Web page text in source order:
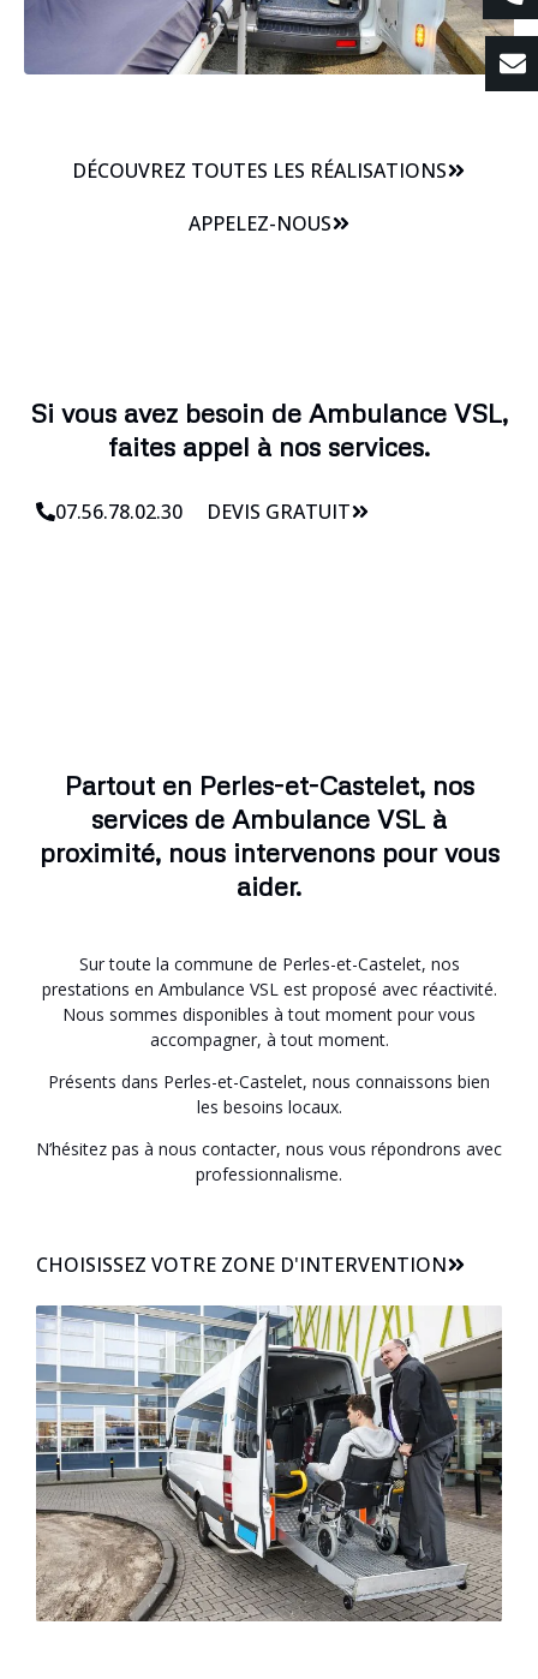
DÉCOUVREZ TOUTES LES RÉALISATIONS
APPELEZ-NOUS
Si vous avez besoin de Ambulance VSL,
faites appel à nos services.
07.56.78.02.30 DEVIS GRATUIT
Partout en Perles-et-Castelet, nos
services de Ambulance VSL à
proximité, nous intervenons pour vous
aider.
Sur toute la commune de Perles-et-Castelet, nos
prestations en Ambulance VSL est proposé avec réactivité.
Nous sommes disponibles à tout moment pour vous
accompagner, à tout moment.
Présents dans Perles-et-Castelet, nous connaissons bien
les besoins locaux.
N’hésitez pas à nous contacter, nous vous répondrons avec
professionnalisme.
CHOISISSEZ VOTRE ZONE D'INTERVENTION